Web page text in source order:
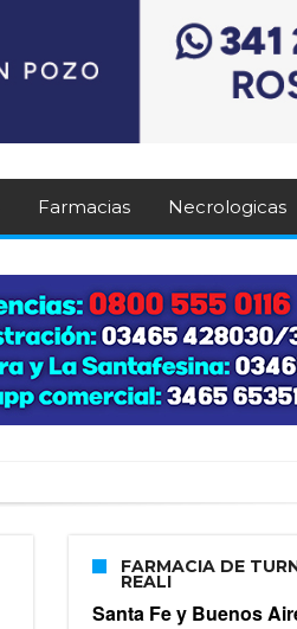
Farmacias Necrologicas
FARMACIA DE
REALI
Santa Fe y Buenos